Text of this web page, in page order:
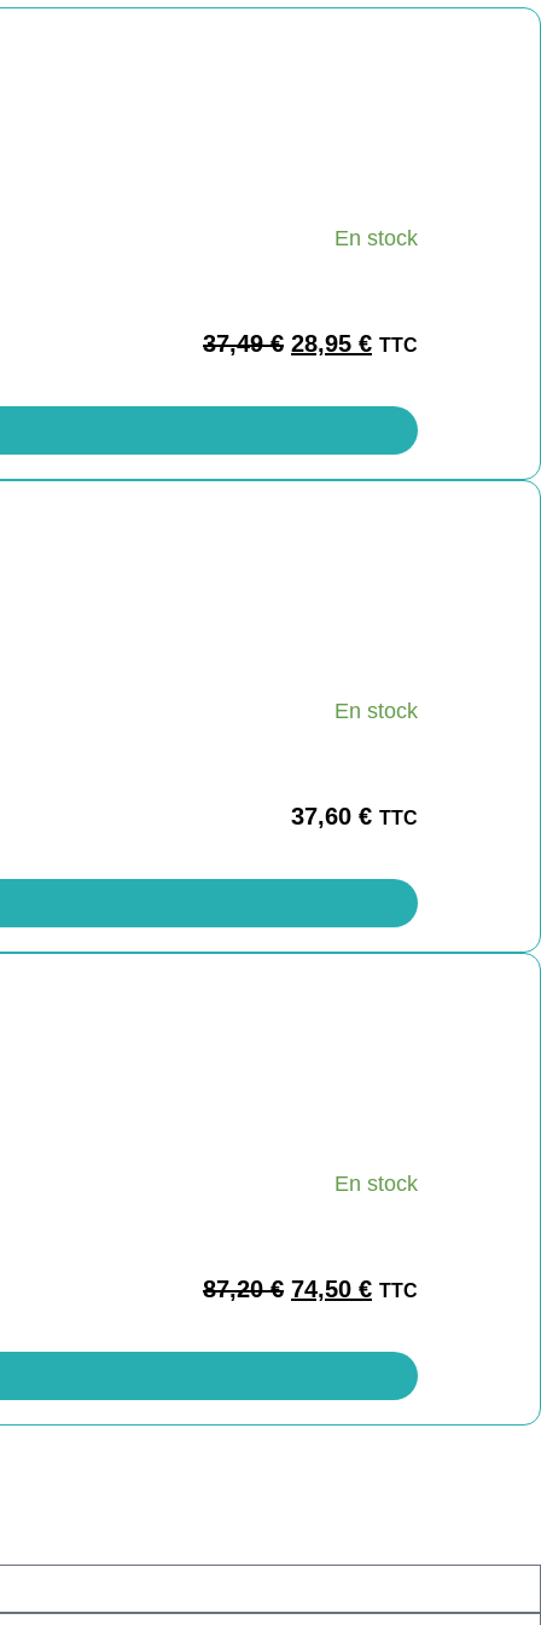
En stock
37,49€ 28,95 € TTC
En stock
37,60 € TTC
En stock
87,20€ 74,50 € TTC